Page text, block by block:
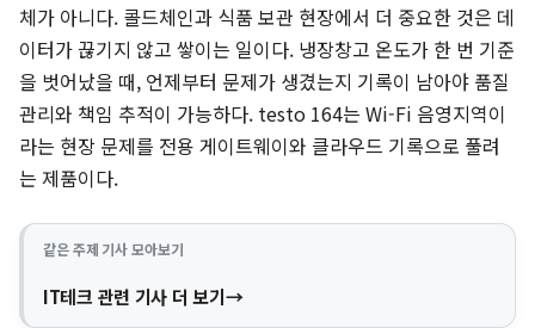
체가 아니다. 콜드체인과 식품 보관 현장에서 더 중요한 것은 데
이터가 끊기지 않고 쌓이는 일이다. 냉장창고 온도가 한 번 기준
을 벗어났을 때, 언제부터 문제가 생겼는지 기록이 남아야 품질
관리와 책임 추적이 가능하다. testo 164는 Wi-Fi 음영지역이
라는 현장 문제를 전용 게이트웨이와 클라우드 기록으로 풀려
는 제품이다.
같은 주제 기사 모아보기
IT테크 관련 기사 더 보기